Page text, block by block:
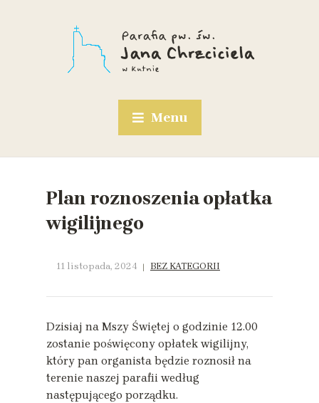
Menu
Plan roznoszenia opłatka
wigilijnego
11 listopada, 2024 BEZ KATEGORII
Dzisiaj na Mszy Świętej o godzinie 12.00
zostanie poświęcony opłatek wigilijny,
który pan organista będzie roznosił na
terenie naszej parafii według
następującego porządku.